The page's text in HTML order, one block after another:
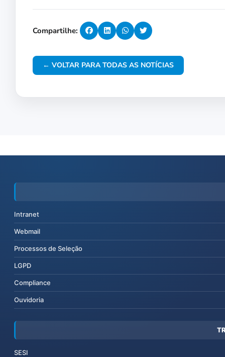
Compartilhe:
← VOLTAR PARA TODAS AS NOTÍCIAS
Intranet
Webmail
Processos de Seleção
LGPD
Compliance
Ouvidoria
SESI